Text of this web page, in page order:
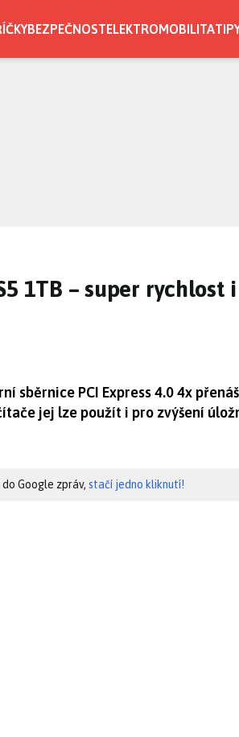
BEZPEČNOSTELEKTROMOBILITA
1TB – super rychlost
sběrnice PCI Express 4.0 4x
jej lze použít i pro zvýšení
Google zpráv, stačí jedno kliknutí!